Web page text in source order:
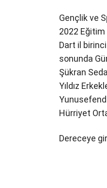
Gençlik ve
2022 Eğitim
Dart il
sonunda
Şükran
Yıldız
Hürriyet
Dereceye